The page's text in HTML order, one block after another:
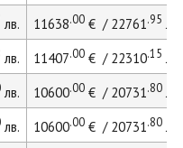
лв. 11638.00€ / 22761.95 лв.
лв. 11407.00€ / 22310.15 лв.
лв. 10600.00€ / 20731.80лв.
лв. 10600.00€ / 20731.80лв.